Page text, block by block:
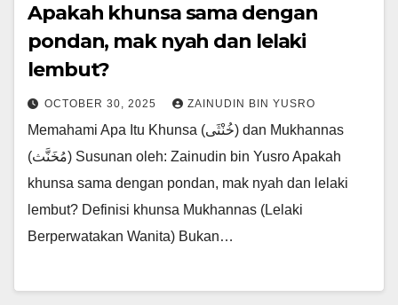
Apakah khunsa sama dengan
pondan, mak nyah dan lelaki
lembut?
OCTOBER 30, 2025 ZAINUDIN BIN YUSRO
Memahami Apa Itu Khunsa (خُنْثَى) dan Mukhannas
(مُخَنَّث) Susunan oleh: Zainudin bin Yusro Apakah
khunsa sama dengan pondan, mak nyah dan lelaki
lembut? Definisi khunsa Mukhannas (Lelaki
Berperwatakan Wanita) Bukan…